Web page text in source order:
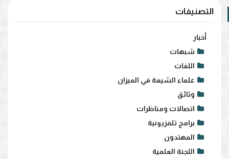
التصنيفات
أخبار
شبهات
اللغات
علماء الشيعة في الميزان
وثائق
اتصالات ومناظرات
برامج تلفزيونية
المهتدون
اللجنة العلمية